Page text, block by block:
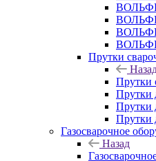
Прутки
Прутки
Прутки
Прутки
Прутки
Газосварочное
Назад